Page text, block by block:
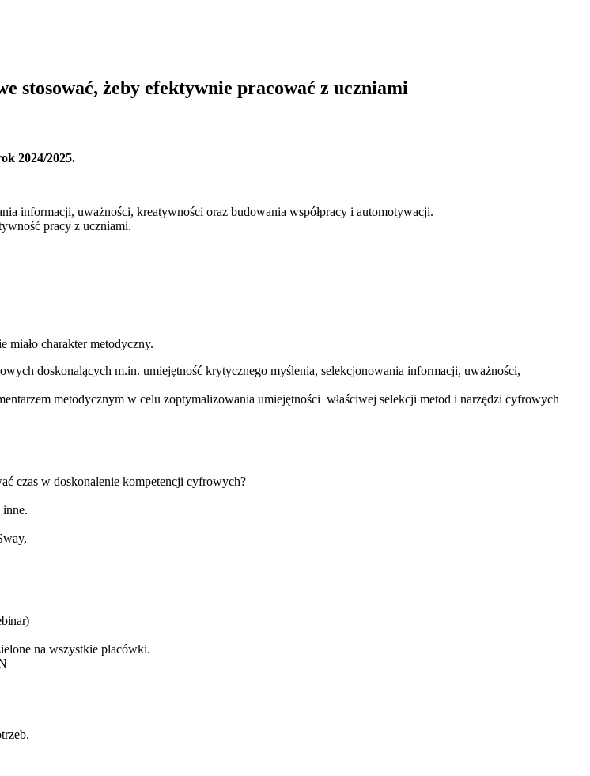
stosować, żeby efektywnie pracować z uczniami
2024/2025.
informacji, uważności, kreatywności oraz budowania współpracy i automotywacji.
pracy z uczniami.
charakter metodyczny.
doskonalących m.in. umiejętność krytycznego myślenia, selekcjonowania informacji, uważności,
metodycznym w celu zoptymalizowania umiejętności właściwej selekcji metod i narzędzi cyfrowych
czas w doskonalenie kompetencji cyfrowych?
na wszystkie placówki.